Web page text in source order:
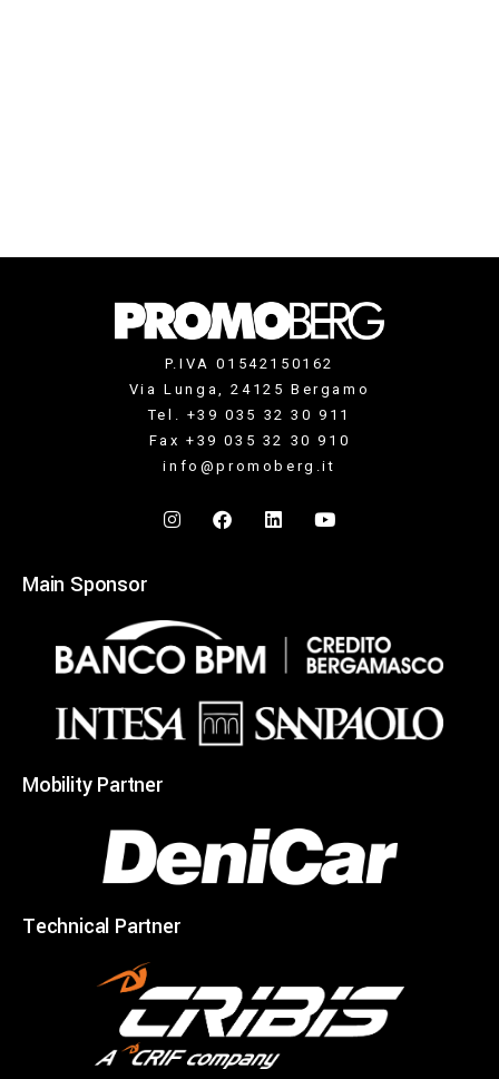
P.IVA 01542150162
Via Lunga, 24125 Bergamo
Tel. +39 035 32 30 911
Fax +39 035 32 30 910
info@promoberg.it
Main Sponsor
Mobility Partner
Technical Partner